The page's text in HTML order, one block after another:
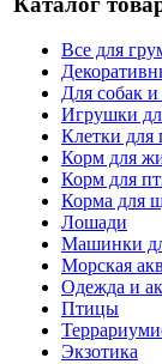
Все для
Для собак
Игрушки
Клетки для
Корм для
Корм для
Корма для
Лошади
Машинки
Морская
Одежда и
Птицы
Экзотика